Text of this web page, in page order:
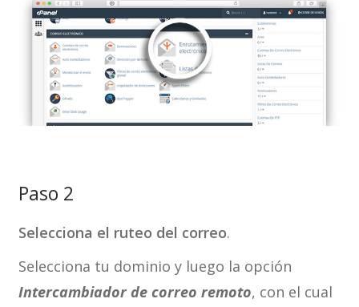
Paso 2
Selecciona el ruteo del correo.
Selecciona tu dominio y luego la opción
Intercambiador de correo remoto, con el cual